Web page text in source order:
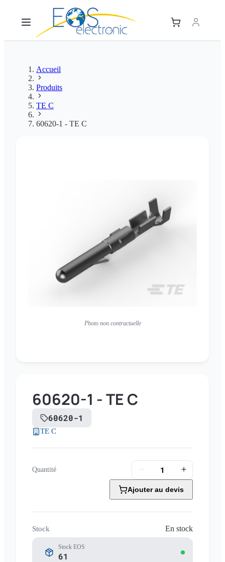
Accueil
Produits
TE C
60620-1 - TE C
Photo non contractuelle
60620-1 - TE C
60620-1
TE C
Quantité
Ajouter au devis
Stock En stock
Stock EOS
61